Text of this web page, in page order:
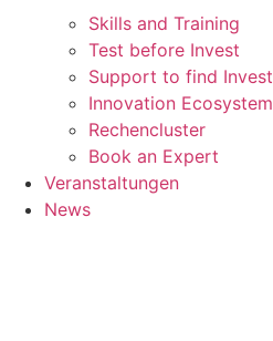
Skills and Training
Test before Invest
Support to find Invest
Innovation Ecosystem
Rechencluster​
Book an Expert
Veranstaltungen
News